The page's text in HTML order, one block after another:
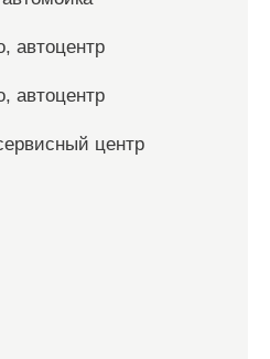
автоцентр
автоцентр
центр